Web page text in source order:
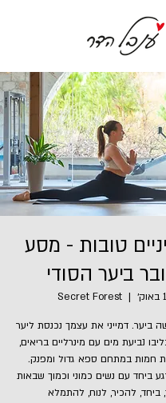
טובות - מסע
ביער הסודי
  |
Secret Forest
ביער. דמייני את עצמך נכנסת ליער
נביעת מים עם מינרליים בריאים,
חמות במתחם ספא גדול ומפנק.
ביחד עם נשים כמוני וכמוך שבאות
ביחד, להכיר, לנוח, להתמלא